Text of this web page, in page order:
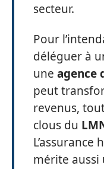
secteur.
Pour
déléguer à
une agence
peut
revenus,
clous du
mérite